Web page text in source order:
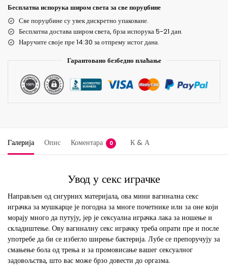
Бесплатна испорука широм света за све поруџбине
Све поруџбине су увек дискретно упаковане.
Бесплатна достава широм света, брза испорука 5-21 дан.
Наручите своје пре 14:30 за отпрему истог дана.
Гарантовано безбедно плаћање
Галерија Опис Коментара 0 К & А
Увод у секс играчке
Направљен од сигурних материјала, ова мини вагинална секс
играчка за мушкарце је погодна за многе почетнике или за оне који
морају много да путују, јер је сексуална играчка лака за ношење и
складиштење. Ову вагиналну секс играчку треба опрати пре и после
употребе да би се избегло ширење бактерија. Лубе се препоручују за
смањење бола од трења и за промовисање вашег сексуалног
задовољства, што вас може брзо довести до оргазма.